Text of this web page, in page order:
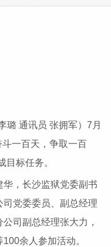
璐 通讯员 张拥军）7月
一百天，争取一百
目标任务。
，长沙监狱党委副书
党委委员、副总经理
司副总经理张大力，
余人参加活动。